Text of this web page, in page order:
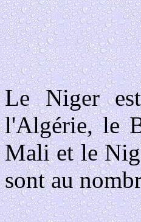
Le Niger
l'Algérie, le
Mali et le
sont au